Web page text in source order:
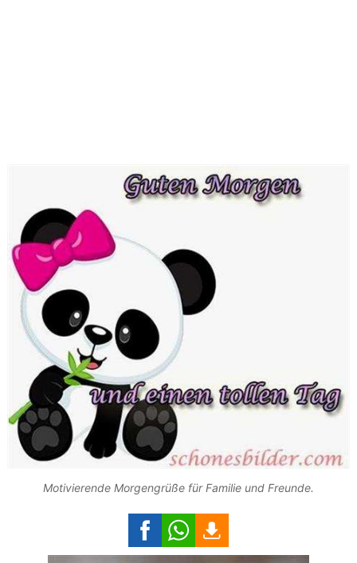
Motivierende Morgengrüße für Familie und Freunde.